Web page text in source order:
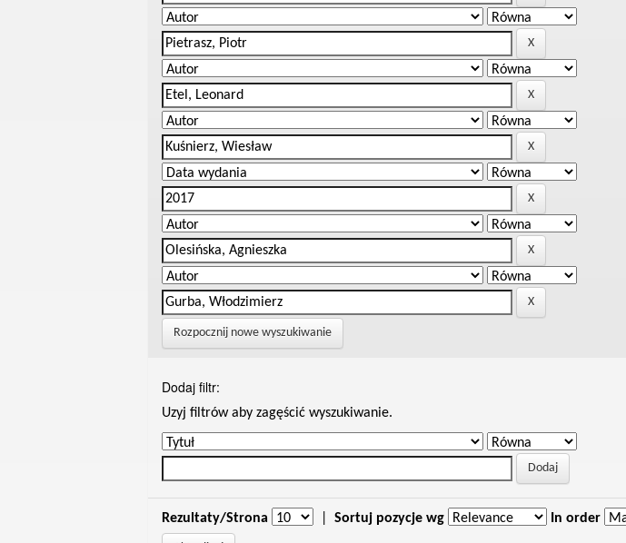
Rozpocznij nowe wyszukiwanie
Dodaj filtr:
Uzyj filtrów aby zagęścić wyszukiwanie.
Rezultaty/Strona Sortuj pozycje wg In order